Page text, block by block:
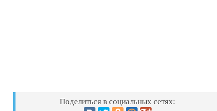
Поделиться в социальных сетях: